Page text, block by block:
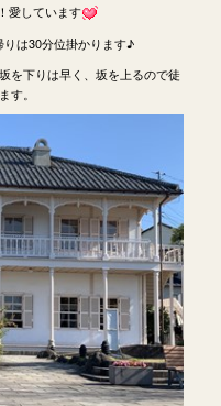
愛しています
は30分位掛かります♪
を下りは早く、坂を上るので徒
す。